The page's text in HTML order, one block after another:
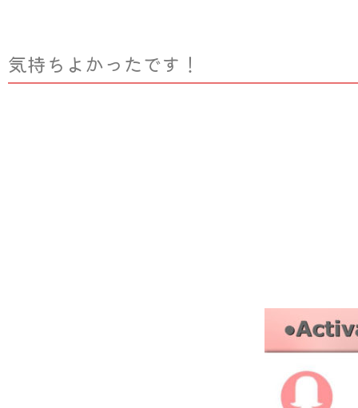
気持ちよかったです！